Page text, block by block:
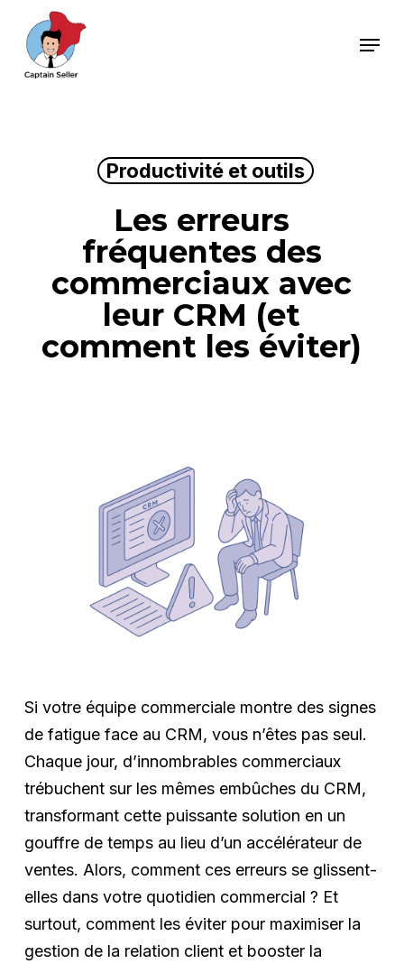
main
Menu
Productivité et outils
Les erreurs
fréquentes des
commerciaux avec
leur CRM (et
comment les éviter)
Si votre équipe commerciale montre des signes
de fatigue face au CRM, vous n’êtes pas seul.
Chaque jour, d’innombrables commerciaux
trébuchent sur les mêmes embûches du CRM,
transformant cette puissante solution en un
gouffre de temps au lieu d’un accélérateur de
ventes. Alors, comment ces erreurs se glissent-
elles dans votre quotidien commercial ? Et
surtout, comment les éviter pour maximiser la
gestion de la relation client et booster la